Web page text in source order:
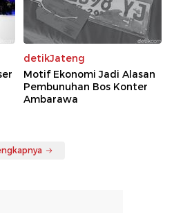
detikJateng
Motif Ekonomi Jadi Alasan
Pembunuhan Bos Konter
Ambarawa